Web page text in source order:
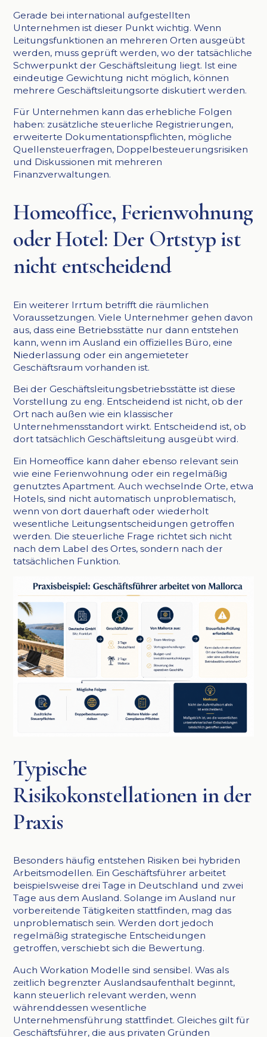
Gerade bei international aufgestellten
Unternehmen ist dieser Punkt wichtig. Wenn
Leitungsfunktionen an mehreren Orten ausgeübt
werden, muss geprüft werden, wo der tatsächliche
Schwerpunkt der Geschäftsleitung liegt. Ist eine
eindeutige Gewichtung nicht möglich, können
mehrere Geschäftsleitungsorte diskutiert werden.
Für Unternehmen kann das erhebliche Folgen
haben: zusätzliche steuerliche Registrierungen,
erweiterte Dokumentationspflichten, mögliche
Quellensteuerfragen, Doppelbesteuerungsrisiken
und Diskussionen mit mehreren
Finanzverwaltungen.
Homeoffice, Ferienwohnung
oder Hotel: Der Ortstyp ist
nicht entscheidend
Ein weiterer Irrtum betrifft die räumlichen
Voraussetzungen. Viele Unternehmer gehen davon
aus, dass eine Betriebsstätte nur dann entstehen
kann, wenn im Ausland ein offizielles Büro, eine
Niederlassung oder ein angemieteter
Geschäftsraum vorhanden ist.
Bei der Geschäftsleitungsbetriebsstätte ist diese
Vorstellung zu eng. Entscheidend ist nicht, ob der
Ort nach außen wie ein klassischer
Unternehmensstandort wirkt. Entscheidend ist, ob
dort tatsächlich Geschäftsleitung ausgeübt wird.
Ein Homeoffice kann daher ebenso relevant sein
wie eine Ferienwohnung oder ein regelmäßig
genutztes Apartment. Auch wechselnde Orte, etwa
Hotels, sind nicht automatisch unproblematisch,
wenn von dort dauerhaft oder wiederholt
wesentliche Leitungsentscheidungen getroffen
werden. Die steuerliche Frage richtet sich nicht
nach dem Label des Ortes, sondern nach der
tatsächlichen Funktion.
Typische
Risikokonstellationen in der
Praxis
Besonders häufig entstehen Risiken bei hybriden
Arbeitsmodellen. Ein Geschäftsführer arbeitet
beispielsweise drei Tage in Deutschland und zwei
Tage aus dem Ausland. Solange im Ausland nur
vorbereitende Tätigkeiten stattfinden, mag das
unproblematisch sein. Werden dort jedoch
regelmäßig strategische Entscheidungen
getroffen, verschiebt sich die Bewertung.
Auch Workation Modelle sind sensibel. Was als
zeitlich begrenzter Auslandsaufenthalt beginnt,
kann steuerlich relevant werden, wenn
währenddessen wesentliche
Unternehmensführung stattfindet. Gleiches gilt für
Geschäftsführer, die aus privaten Gründen